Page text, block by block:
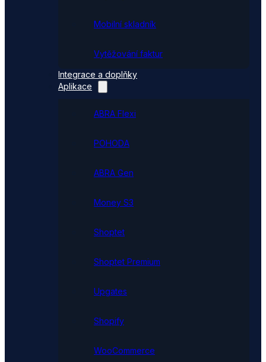
Mobilní skladník
Vytěžování faktur
Integrace a doplňky
Aplikace
ABRA Flexi
POHODA
ABRA Gen
Money S3
Shoptet
Shoptet Premium
Upgates
Shopify
WooCommerce